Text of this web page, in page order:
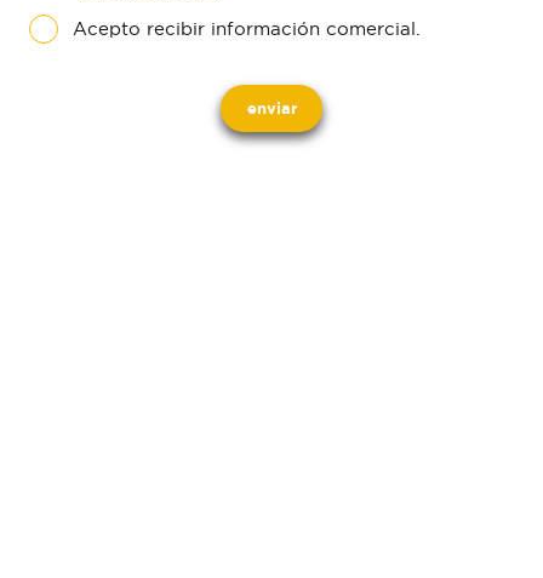
Acepto recibir información comercial.
enviar